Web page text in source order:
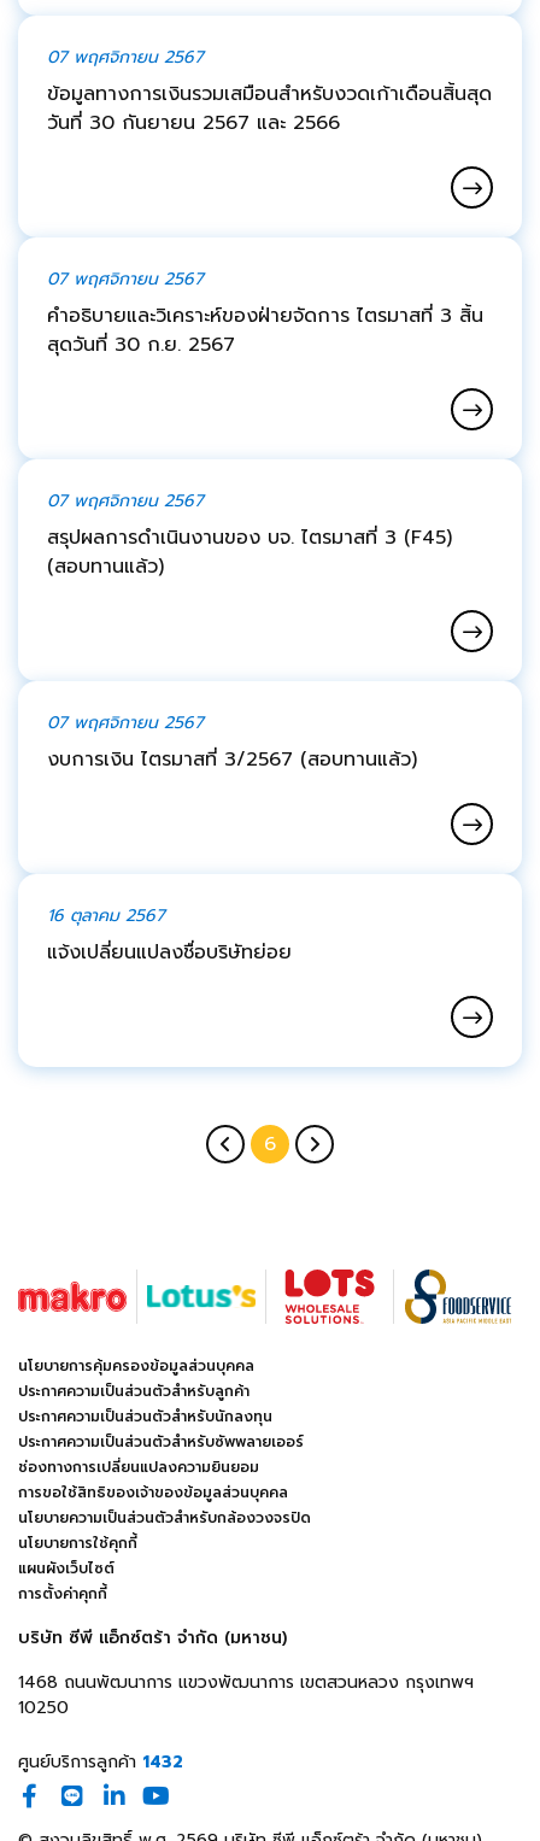
07 พฤศจิกายน 2567
ข้อมูลทางการเงินรวมเสมือนสำหรับงวดเก้าเดือนสิ้นสุด
วันที่ 30 กันยายน 2567 และ 2566
07 พฤศจิกายน 2567
คำอธิบายและวิเคราะห์ของฝ่ายจัดการ ไตรมาสที่ 3 สิ้น
สุดวันที่ 30 ก.ย. 2567
07 พฤศจิกายน 2567
สรุปผลการดำเนินงานของ บจ. ไตรมาสที่ 3 (F45)
(สอบทานแล้ว)
07 พฤศจิกายน 2567
งบการเงิน ไตรมาสที่ 3/2567 (สอบทานแล้ว)
16 ตุลาคม 2567
แจ้งเปลี่ยนแปลงชื่อบริษัทย่อย
6
นโยบายการคุ้มครองข้อมูลส่วนบุคคล
ประกาศความเป็นส่วนตัวสำหรับลูกค้า
ประกาศความเป็นส่วนตัวสำหรับนักลงทุน
ประกาศความเป็นส่วนตัวสำหรับซัพพลายเออร์
ช่องทางการเปลี่ยนแปลงความยินยอม
การขอใช้สิทธิของเจ้าของข้อมูลส่วนบุคคล
นโยบายความเป็นส่วนตัวสำหรับกล้องวงจรปิด
นโยบายการใช้คุกกี้
แผนผังเว็บไซต์
การตั้งค่าคุกกี้
บริษัท ซีพี แอ็กซ์ตร้า จำกัด (มหาชน)
1468 ถนนพัฒนาการ แขวงพัฒนาการ เขตสวนหลวง กรุงเทพฯ
10250
ศูนย์บริการลูกค้า 1432